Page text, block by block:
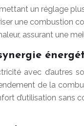
un réglage
une combustion
assurant une
avec d’autres
de la
d’utilisation